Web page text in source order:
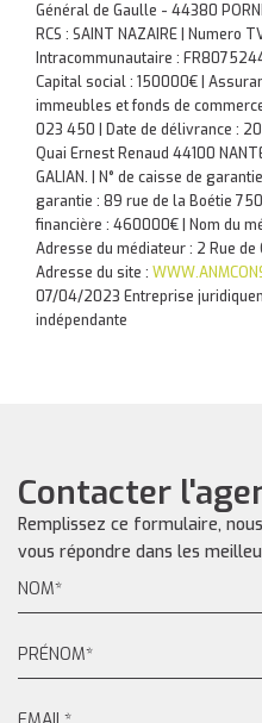
Général de Gaulle - 44380
RCS : SAINT NAZAIRE | Numero
Intracommunautaire :
Capital social : 150000€ |
immeubles et fonds de commerce
023 450 | Date de délivrance :
Quai Ernest Renaud 44100
GALIAN. | N° de caisse de
garantie : 89 rue de la Boétie
financière : 460000€ | Nom du
Adresse du médiateur : 2 Rue de
Adresse du site :
07/04/2023 Entreprise
indépendante
Contacter
Remplissez ce formulaire,
vous répondre dans les